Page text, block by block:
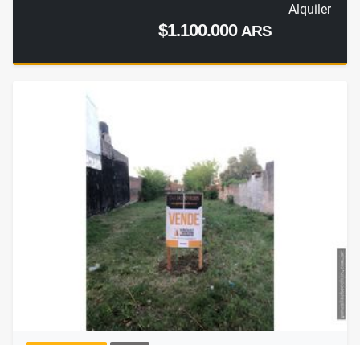
Alquiler
$1.100.000 ARS